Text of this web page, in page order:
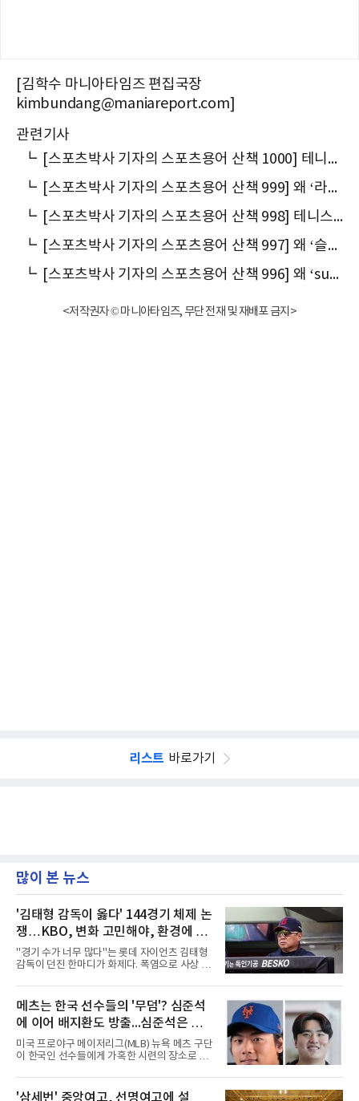
[김학수 마니아타임즈 편집국장
kimbundang@maniareport.com]
관련기사
┗
[스포츠박사 기자의 스포츠용어 산책 1000] 테니스가 ‘인생의 언어’를 사용하는 까닭
┗
[스포츠박사 기자의 스포츠용어 산책 999] 왜 ‘라운드(round)’를 ‘회전(回戰)’이라고 말할까
┗
[스포츠박사 기자의 스포츠용어 산책 998] 테니스에서 왜 ‘드로(draw)’라고 말할까
┗
[스포츠박사 기자의 스포츠용어 산책 997] 왜 ‘슬럼프’라고 말할까
┗
[스포츠박사 기자의 스포츠용어 산책 996] 왜 ‘suspension’을 ‘출전정지(出戰停止)’라고 말할까
<저작권자 © 마니아타임즈, 무단 전재 및 재배포 금지>
리스트 바로가기
많이 본 뉴스
'김태형 감독이 옳다' 144경기 체제 논
쟁…KBO, 변화 고민해야, 환경에 맞
는 경기 수가 바람직
"경기 수가 너무 많다"는 롯데 자이언츠 김태형
감독이 던진 한마디가 화제다. 폭염으로 사상 초
독은 단순히 더위를 이야기하지 않았다. 우천,
폭염, 부상 등 변수가 늘어나는 현실에서 현재
팀당 144경기 체제가 과연 지속 가능한지 질문
을 던졌다.물론 144경기가 세계적으로 특별히
많은 숫자는 아니다. 메이저리그는 팀당 162경
기, 일본프로야구도 143~144경기를 치른다. 숫
자만 놓고 보면 KBO가 유난히 혹사 구조라고 말
비교하기 어려울 정도로 폭염이 길어지고 강해
메츠는 한국 선수들의 '무덤'? 심준석
에 이어 배지환도 방출...심준석은 이
미 귀국, 배지환은 미국 잔류할 듯
미국 프로야구 메이저리그(MLB) 뉴욕 메츠 구단
이 한국인 선수들에게 가혹한 시련의 장소로 전
대형 유망주로 기대를 모았던 투수 심준석에 이
어, 빅리그 경력을 지닌 내외야수 배지환까지 연
'삼세번' 중앙여고, 선명여고에 설